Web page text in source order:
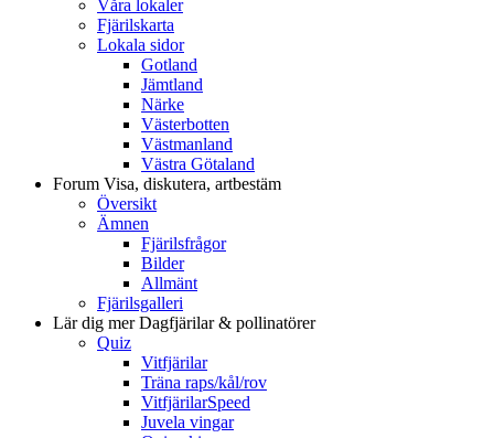
Våra lokaler
Fjärilskarta
Lokala sidor
Gotland
Jämtland
Närke
Västerbotten
Västmanland
Västra Götaland
Forum Visa, diskutera, artbestäm
Översikt
Ämnen
Fjärilsfrågor
Bilder
Allmänt
Fjärilsgalleri
Lär dig merDagfjärilar & pollinatörer
Quiz
Vitfjärilar
Träna raps/kål/rov
VitfjärilarSpeed
Juvela vingar